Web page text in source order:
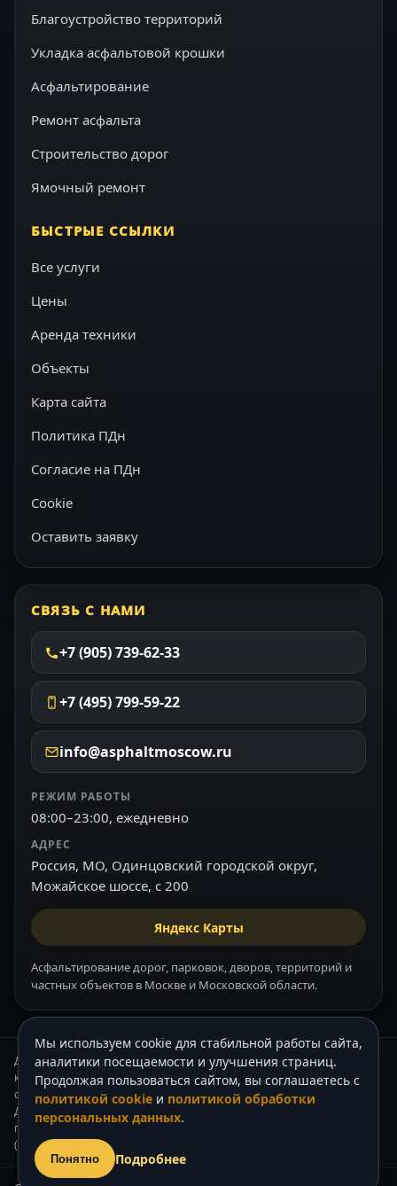
Благоустройство территорий
Укладка асфальтовой крошки
Асфальтирование
Ремонт асфальта
Строительство дорог
Ямочный ремонт
БЫСТРЫЕ ССЫЛКИ
Все услуги
Цены
Аренда техники
Объекты
Карта сайта
Политика ПДн
Согласие на ПДн
Cookie
Оставить заявку
СВЯЗЬ С НАМИ
+7 (905) 739-62-33
+7 (495) 799-59-22
info@asphaltmoscow.ru
РЕЖИМ РАБОТЫ
08:00–23:00, ежедневно
АДРЕС
Россия, МО, Одинцовский городской округ,
Можайское шоссе, с 200
Яндекс Карты
Асфальтирование дорог, парковок, дворов, территорий и
частных объектов в Москве и Московской области.
Данный интернет-сайт носит информационный характер и ни при
каких условиях не является публичной офертой, которая
определяется положениями Статьи 437 (2) Гражданского кодекса РФ.
Для получения подробной информации о стоимости наших услуг,
пожалуйста, обращайтесь к нашим менеджерам по телефону +7
(905) 739-62-33.
Мы используем cookie для стабильной работы сайта,
аналитики посещаемости и улучшения страниц.
Продолжая пользоваться сайтом, вы соглашаетесь с
политикой cookie и политикой обработки
персональных данных.
Понятно Подробнее